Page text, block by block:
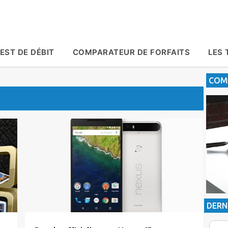
DE DÉBIT COMPARATEUR DE FORFAITS LES
Google Nexus